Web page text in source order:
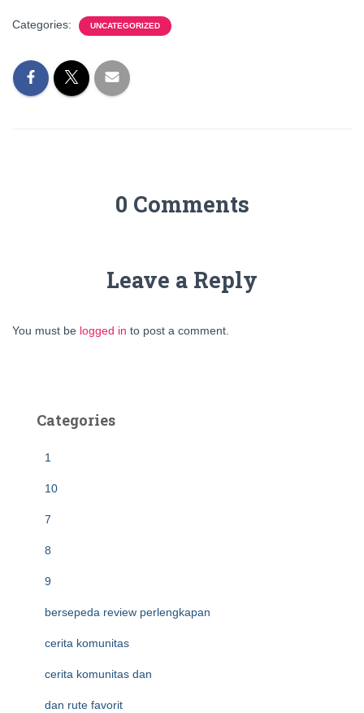
Categories: UNCATEGORIZED
0 Comments
Leave a Reply
You must be logged in to post a comment.
Categories
1
10
7
8
9
bersepeda review perlengkapan
cerita komunitas
cerita komunitas dan
dan rute favorit